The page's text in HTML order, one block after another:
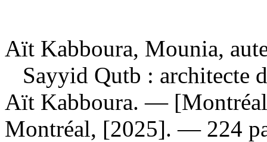
Aït Kabboura, Mounia,
Sayyid Qutb : architecte
Aït Kabboura. —
Montréal, [2025]. — 224